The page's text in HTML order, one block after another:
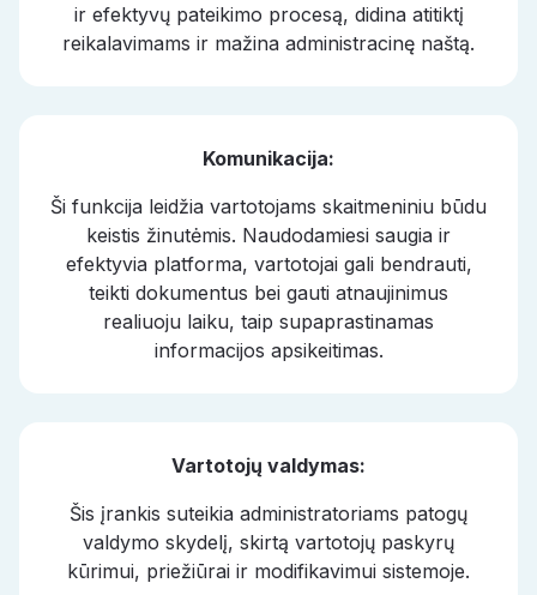
ir efektyvų pateikimo procesą, didina atitiktį
reikalavimams ir mažina administracinę naštą.
Komunikacija:
Ši funkcija leidžia vartotojams skaitmeniniu būdu
keistis žinutėmis. Naudodamiesi saugia ir
efektyvia platforma, vartotojai gali bendrauti,
teikti dokumentus bei gauti atnaujinimus
realiuoju laiku, taip supaprastinamas
informacijos apsikeitimas.
Vartotojų valdymas:
Šis įrankis suteikia administratoriams patogų
valdymo skydelį, skirtą vartotojų paskyrų
kūrimui, priežiūrai ir modifikavimui sistemoje.